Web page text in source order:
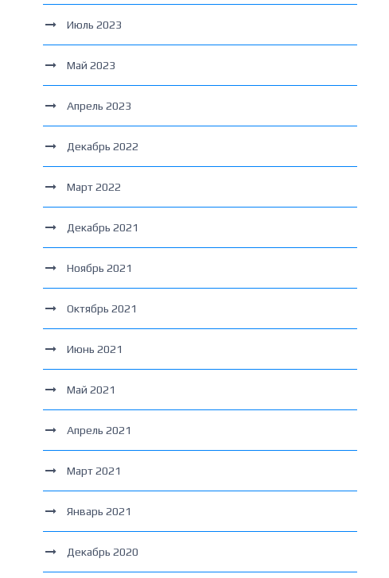
Июль 2023
Май 2023
Апрель 2023
Декабрь 2022
Март 2022
Декабрь 2021
Ноябрь 2021
Октябрь 2021
Июнь 2021
Май 2021
Апрель 2021
Март 2021
Январь 2021
Декабрь 2020